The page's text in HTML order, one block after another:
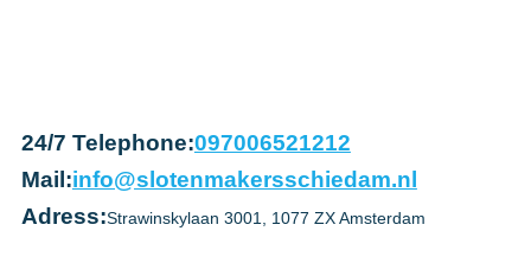
24/7 Telephone:097006521212
Mail:info@slotenmakersschiedam.nl
Adress:Strawinskylaan 3001, 1077 ZX Amsterdam